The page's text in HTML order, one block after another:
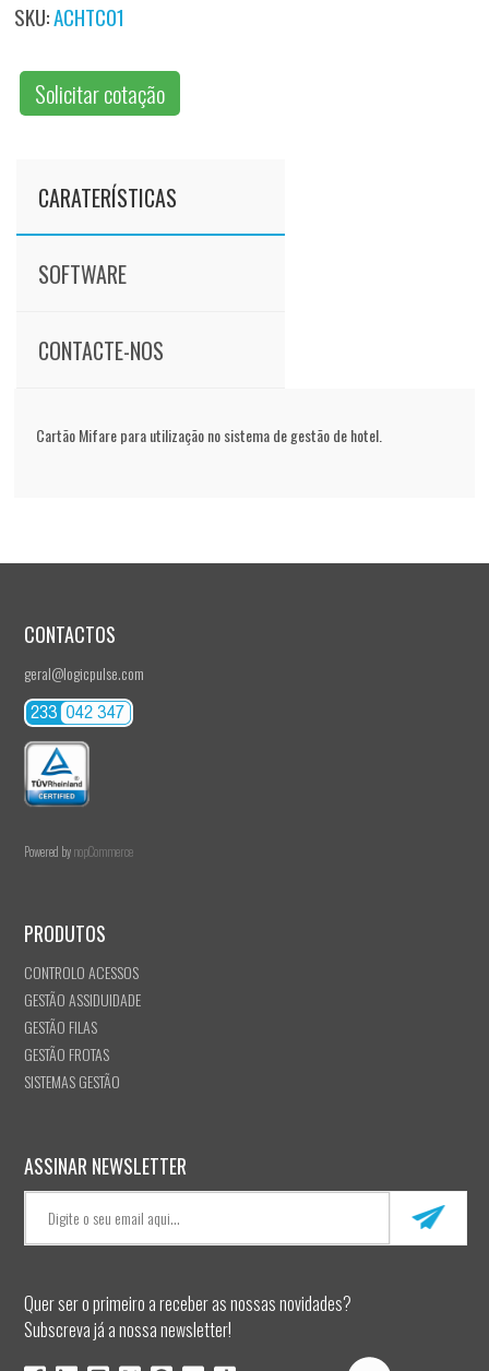
SKU:ACHTC01
Solicitar cotação
CARATERÍSTICAS
SOFTWARE
CONTACTE-NOS
Cartão Mifare para utilização no sistema de gestão de hotel.
CONTACTOS
geral@logicpulse.com
Powered bynopCommerce
PRODUTOS
CONTROLO ACESSOS
GESTÃO ASSIDUIDADE
GESTÃO FILAS
GESTÃO FROTAS
SISTEMAS GESTÃO
ASSINAR NEWSLETTER
Quer ser o primeiro a receber as nossas novidades?
Subscreva já a nossa newsletter!